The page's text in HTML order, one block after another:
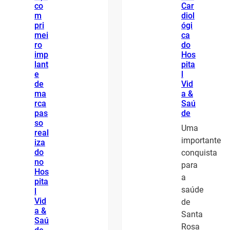
co
m
pri
mei
ro
imp
lant
e
de
ma
rca
pas
so
real
iza
do
no
Hos
pita
l
Vid
a &
Saú
Car
diol
ógi
ca
do
Hos
pita
l
Vid
a &
Saú
de
Uma
importante
conquista
para
a
saúde
de
Santa
Rosa